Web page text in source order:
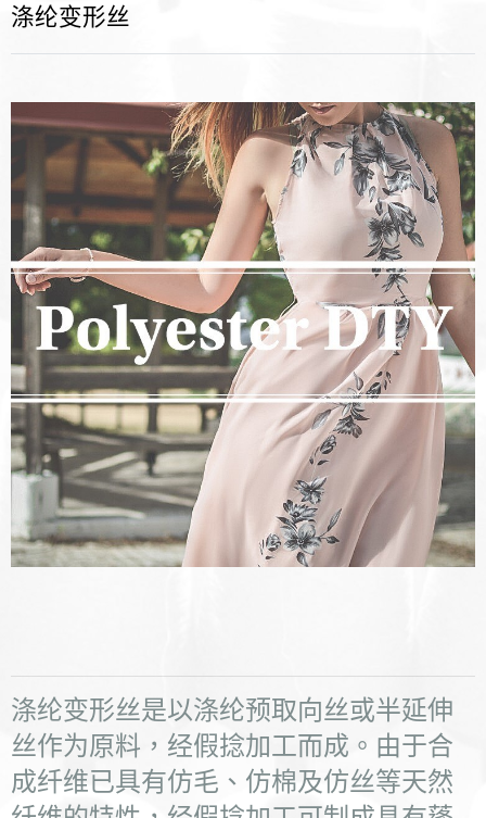
涤纶变形丝
涤纶变形丝是以涤纶预取向丝或半延伸
丝作为原料，经假捻加工而成。由于合
成纤维已具有仿毛、仿棉及仿丝等天然